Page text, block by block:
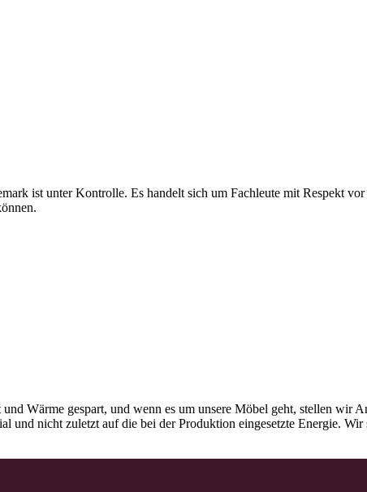
ist unter Kontrolle. Es handelt sich um Fachleute mit Respekt
Wärme gespart, und wenn es um unsere Möbel geht, stellen wir
und nicht zuletzt auf die bei der Produktion eingesetzte Energie.